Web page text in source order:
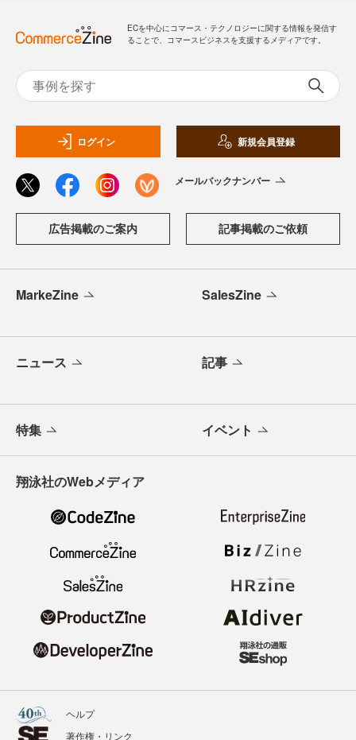
ECを中心にコマース・テクノロジーに関する情報を発信す
ることで、コマースビジネスを支援するメディアです。
ログイン 新規会員登録
メールバックナンバー
広告掲載のご案内 記事掲載のご依頼
MarkeZine SalesZine
ニュース 記事
特集 イベント
翔泳社のWebメディア
ヘルプ
著作権・リンク